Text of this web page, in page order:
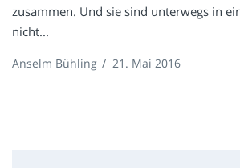
zusammen. Und sie sind unterwegs in
nicht...
Anselm Bühling / 21. Mai 2016